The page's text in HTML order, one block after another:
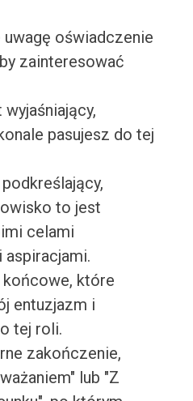
oświadczenie
zainteresować
wyjaśniający,
pasujesz do tej
to jest
celami
które
entuzjazm i
tej roli.
zakończenie,
lub "Z